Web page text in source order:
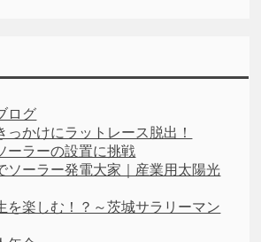
ログ
っかけにラットレース脱出！
ーラーの設置に挑戦
ソーラー発電大家｜産業用太陽光
を楽しむ！？～茨城サラリーマン